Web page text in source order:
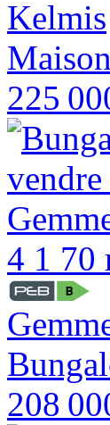
Kelmis
225
4 1 70
208